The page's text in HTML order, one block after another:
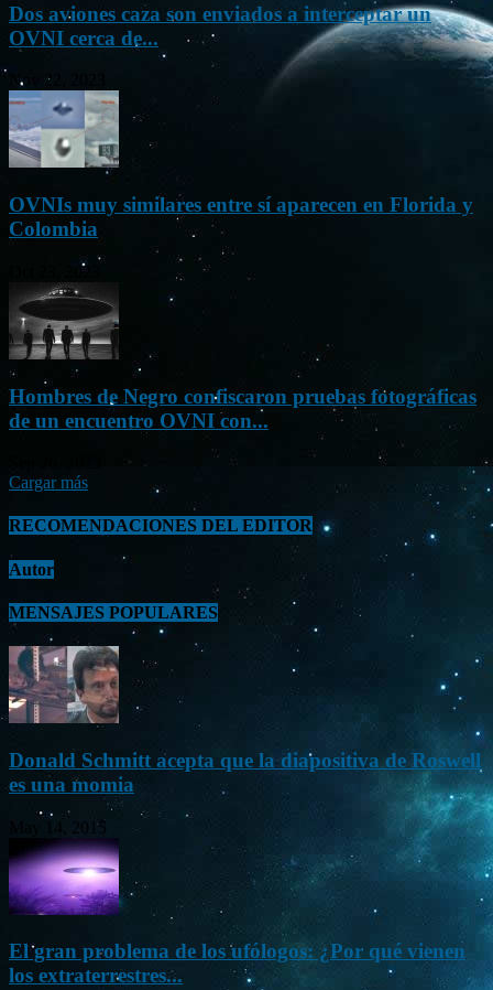
Dos aviones caza son enviados a interceptar un
OVNI cerca de...
Nov 22, 2023
OVNIs muy similares entre sí aparecen en Florida y
Colombia
Oct 23, 2023
Hombres de Negro confiscaron pruebas fotográficas
de un encuentro OVNI con...
Cargar más
RECOMENDACIONES DEL EDITOR
Autor
MENSAJES POPULARES
Donald Schmitt acepta que la diapositiva de Roswell
es una momia
May 14, 2015
El gran problema de los ufólogos: ¿Por qué vienen
los extraterrestres...